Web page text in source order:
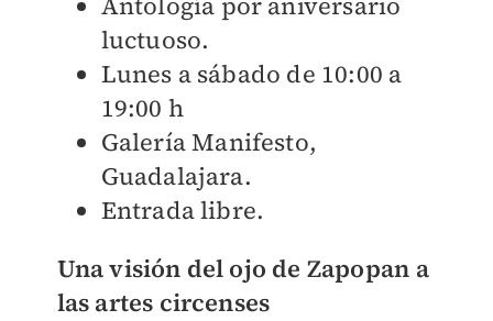
luctuoso.
Lunes a sábado de 10:00 a
19:00 h
Galería Manifesto,
Guadalajara.
Entrada libre.
Una visión del ojo de Zapopan a
las artes circenses